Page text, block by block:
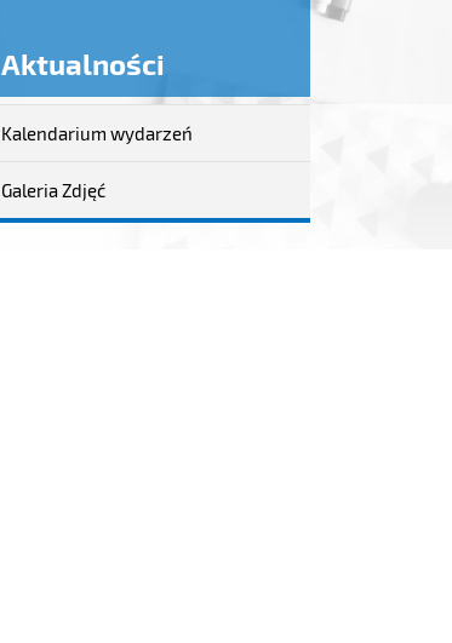
Aktualności
Kalendarium wydarzeń
Galeria Zdjęć